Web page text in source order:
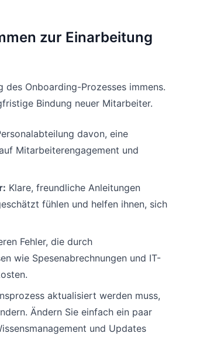
zur Einarbeitung
Onboarding-Prozesses immens.
Bindung neuer Mitarbeiter.
davon, eine
Mitarbeiterengagement und
Klare, freundliche Anleitungen
fühlen und helfen ihnen, sich
Fehler, die durch
wie Spesenabrechnungen und IT-
aktualisiert werden muss,
Ändern Sie einfach ein paar
und Updates